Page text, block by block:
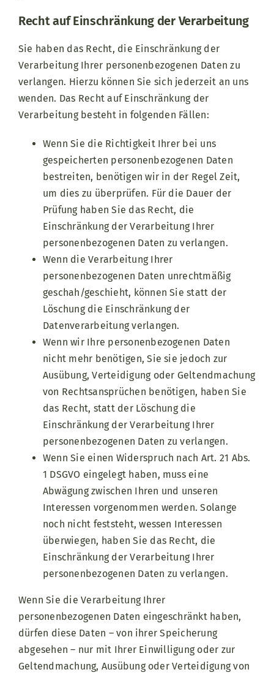
Recht auf Einschränkung der Verarbeitung
Sie haben das Recht, die Einschränkung der
Verarbeitung Ihrer personenbezogenen Daten zu
verlangen. Hierzu können Sie sich jederzeit an uns
wenden. Das Recht auf Einschränkung der
Verarbeitung besteht in folgenden Fällen:
Wenn Sie die Richtigkeit Ihrer bei uns
gespeicherten personenbezogenen Daten
bestreiten, benötigen wir in der Regel Zeit,
um dies zu überprüfen. Für die Dauer der
Prüfung haben Sie das Recht, die
Einschränkung der Verarbeitung Ihrer
personenbezogenen Daten zu verlangen.
Wenn die Verarbeitung Ihrer
personenbezogenen Daten unrechtmäßig
geschah/geschieht, können Sie statt der
Löschung die Einschränkung der
Datenverarbeitung verlangen.
Wenn wir Ihre personenbezogenen Daten
nicht mehr benötigen, Sie sie jedoch zur
Ausübung, Verteidigung oder Geltendmachung
von Rechtsansprüchen benötigen, haben Sie
das Recht, statt der Löschung die
Einschränkung der Verarbeitung Ihrer
personenbezogenen Daten zu verlangen.
Wenn Sie einen Widerspruch nach Art. 21 Abs.
1 DSGVO eingelegt haben, muss eine
Abwägung zwischen Ihren und unseren
Interessen vorgenommen werden. Solange
noch nicht feststeht, wessen Interessen
überwiegen, haben Sie das Recht, die
Einschränkung der Verarbeitung Ihrer
personenbezogenen Daten zu verlangen.
Wenn Sie die Verarbeitung Ihrer
personenbezogenen Daten eingeschränkt haben,
dürfen diese Daten – von ihrer Speicherung
abgesehen – nur mit Ihrer Einwilligung oder zur
Geltendmachung, Ausübung oder Verteidigung von